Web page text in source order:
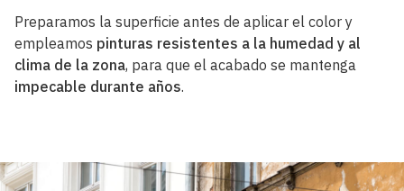
Preparamos la superficie antes de aplicar el color y
empleamos pinturas resistentes a la humedad y al
clima de la zona, para que el acabado se mantenga
impecable durante años.